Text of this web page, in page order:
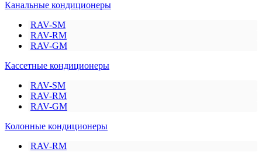
Канальные кондиционеры
RAV-SM
RAV-RM
RAV-GM
Кассетные кондиционеры
RAV-SM
RAV-RM
RAV-GM
Колонные кондиционеры
RAV-RM